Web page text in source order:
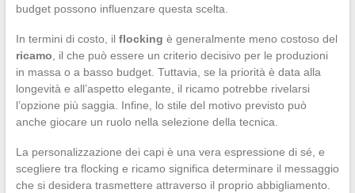
budget possono influenzare questa scelta.
In termini di costo, il flocking è generalmente meno costoso del
ricamo, il che può essere un criterio decisivo per le produzioni
in massa o a basso budget. Tuttavia, se la priorità è data alla
longevità e all’aspetto elegante, il ricamo potrebbe rivelarsi
l’opzione più saggia. Infine, lo stile del motivo previsto può
anche giocare un ruolo nella selezione della tecnica.
La personalizzazione dei capi è una vera espressione di sé, e
scegliere tra flocking e ricamo significa determinare il messaggio
che si desidera trasmettere attraverso il proprio abbigliamento.